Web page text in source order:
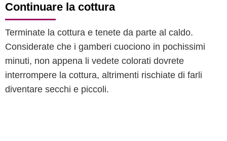
Continuare la cottura
Terminate la cottura e tenete da parte al caldo.
Considerate che i gamberi cuociono in pochissimi
minuti, non appena li vedete colorati dovrete
interrompere la cottura, altrimenti rischiate di farli
diventare secchi e piccoli.